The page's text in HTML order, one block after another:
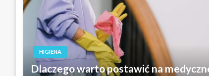
HIGIENA
Dlaczego warto postawić na